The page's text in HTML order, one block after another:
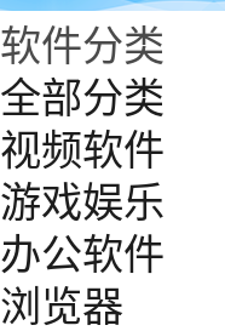
软件分类
全部分类
视频软件
游戏娱乐
办公软件
浏览器